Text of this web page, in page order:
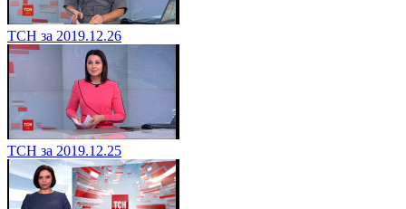
ТСН за 2019.12.26
ТСН за 2019.12.25